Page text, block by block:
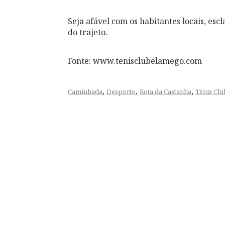
Seja afável com os habitantes locais,
do trajeto.
Fonte: www.tenisclubelamego.com
Caminhada, Desporto, Rota da Castanha, Ténis